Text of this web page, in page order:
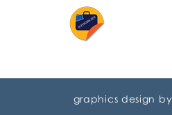
graphics design by